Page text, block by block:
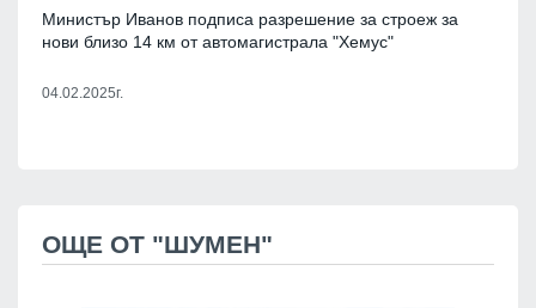
Министър Иванов подписа разрешение за строеж за
нови близо 14 км от автомагистрала "Хемус"
04.02.2025г.
ОЩЕ ОТ "ШУМЕН"